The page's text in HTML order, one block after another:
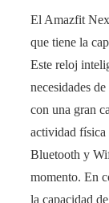
El Amazfit
que tiene la
Este reloj
necesidades
con una gran
actividad física
Bluetooth y
momento. En
la capacidad